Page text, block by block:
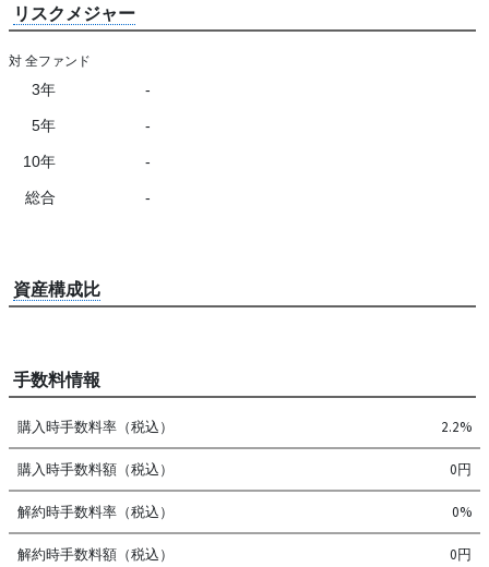
リスクメジャー
対 全ファンド
3年 -
5年 -
10年 -
総合 -
資産構成比
手数料情報
購入時手数料率（税込） 2.2%
購入時手数料額（税込） 0円
解約時手数料率（税込） 0%
解約時手数料額（税込） 0円